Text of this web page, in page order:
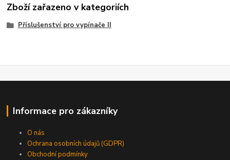
Zboží zařazeno v kategoriích
Příslušenství pro vypínače II
Informace pro zákazníky
O nás
Ochrana osobních údajů (GDPR)
Obchodní podmínky